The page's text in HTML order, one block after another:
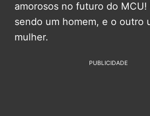
amorosos no futuro do MCU!
sendo um homem, e o outro
mulher.
PUBLICIDADE